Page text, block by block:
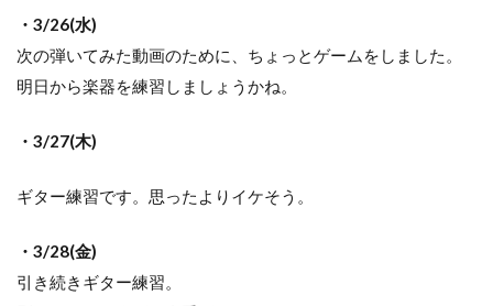
・3/26(水)
次の弾いてみた動画のために、ちょっとゲームをしました。
明日から楽器を練習しましょうかね。
・3/27(木)
ギター練習です。思ったよりイケそう。
・3/28(金)
引き続きギター練習。